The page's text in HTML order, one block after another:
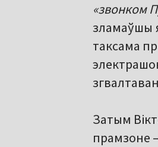
«звонком
зламаўшы
таксама
Затым
прамзоне